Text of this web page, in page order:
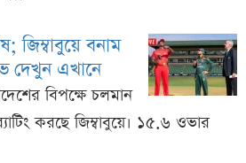
জিম্বাবুয়ে বনাম
দেখুন এখানে
বিপক্ষে চলমান
করছে জিম্বাবুয়ে। ১৫.৬ ওভার